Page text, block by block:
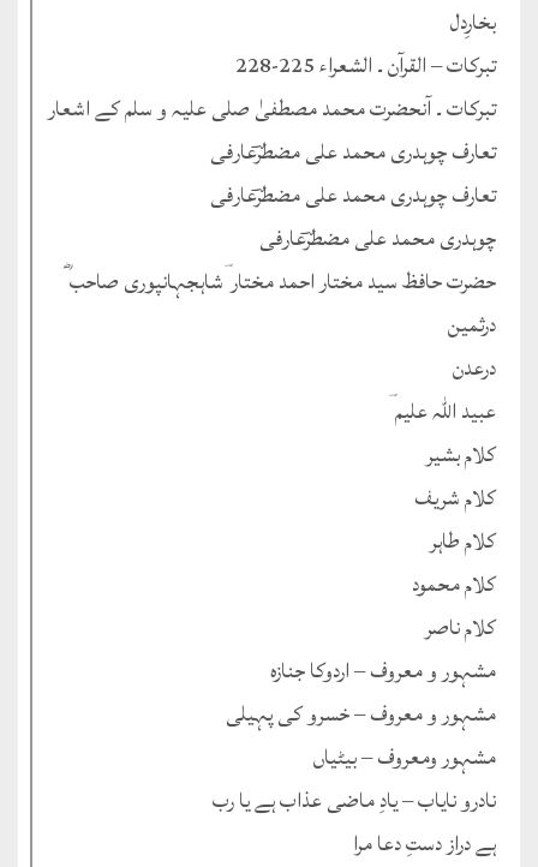
بخارِدل
تبرکات – القرآن ۔ الشعراء 225-228
تبرکات ۔ آنحضرت محمد مصطفیٰ صلی علیہ و سلم کے اشعار
تعارف چوہدری محمد علی مضطرؔعارفی
تعارف چوہدری محمد علی مضطرؔعارفی
چوہدری محمد علی مضطرؔعارفی
حضرت حافظ سید مختار احمد مختار ؔشاہجہانپوری صاحب ؓ
درثمین
درعدن
عبید اللہ علیم ؔ
کلام بشیر
کلام شریف
کلام طاہر
کلام محمود
کلام ناصر
مشہور و معروف – اردوکا جنازہ
مشہور و معروف – خسرو کی پہیلی
مشہور ومعروف – بیٹیاں
نادرو نایاب – یادِ ماضی عذاب ہے یا رب
ہے دراز دستِ دعا مرا